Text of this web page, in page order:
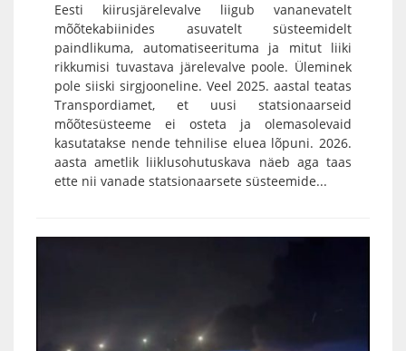
Eesti kiirusjärelevalve liigub vananevatelt
mõõtekabiinides asuvatelt süsteemidelt
paindlikuma, automatiseerituma ja mitut liiki
rikkumisi tuvastava järelevalve poole. Üleminek
pole siiski sirgjooneline. Veel 2025. aastal teatas
Transpordiamet, et uusi statsionaarseid
mõõtesüsteeme ei osteta ja olemasolevaid
kasutatakse nende tehnilise eluea lõpuni. 2026.
aasta ametlik liiklusohutuskava näeb aga taas
ette nii vanade statsionaarsete süsteemide...